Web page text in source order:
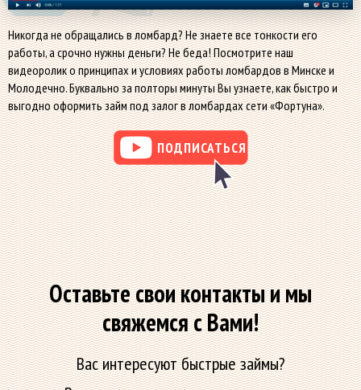
Никогда не обращались в ломбард? Не знаете все тонкости его
работы, а срочно нужны деньги? Не беда! Посмотрите наш
видеоролик о принципах и условиях работы ломбардов в Минске и
Молодечно. Буквально за полторы минуты Вы узнаете, как быстро и
выгодно оформить займ под залог в ломбардах сети «Фортуна».
ПОДПИСАТЬСЯ
Оставьте свои контакты и мы
свяжемся с Вами!
Вас интересуют быстрые займы?